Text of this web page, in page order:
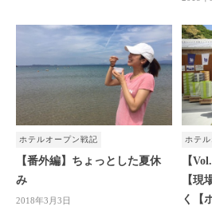
ホテルオープン戦記
【番外編】ちょっとした夏休
み
2018年3月3日
ホテ
【
【現
く【